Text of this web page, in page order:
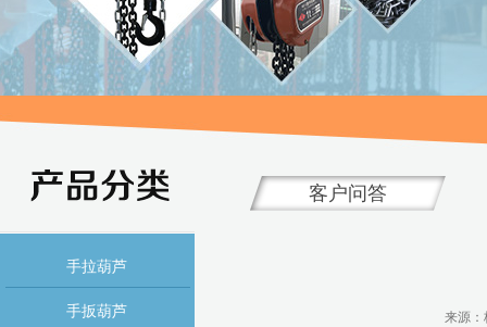
手拉葫芦
手扳葫芦
客户问答
来源：